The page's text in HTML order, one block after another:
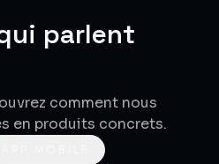
parlent
comment nous
en produits concrets.